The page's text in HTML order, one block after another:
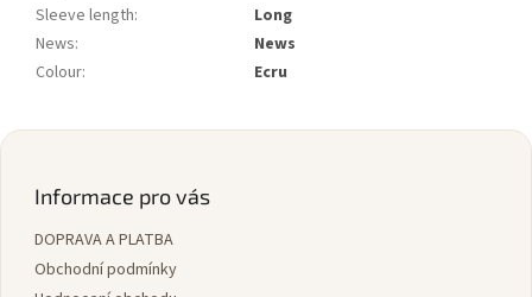
Sleeve length:
Long
News:
News
Colour: Ecru
Z
Informace pro vás
DOPRAVA A PLATBA
Obchodní podmínky